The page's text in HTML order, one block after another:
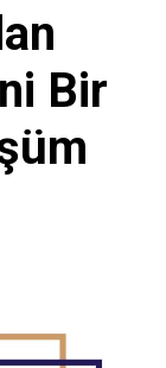
Bir